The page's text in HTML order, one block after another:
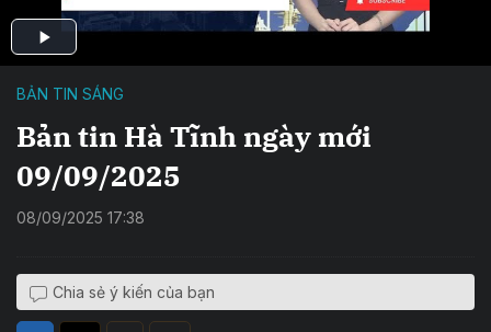
BẢN TIN SÁNG
Bản tin Hà Tĩnh ngày mới
09/09/2025
08/09/2025 17:38
Chia sẻ ý kiến của bạn